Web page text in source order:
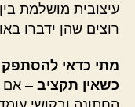
עיצובית מושלמת
רוצים שהן ידברו
מתי כדאי
כשאין תקציב – אם